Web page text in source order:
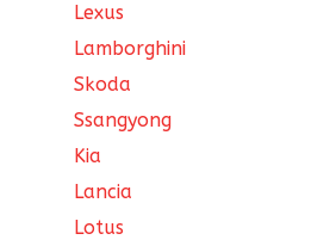
Lexus
Lamborghini
Skoda
Ssangyong
Kia
Lancia
Lotus